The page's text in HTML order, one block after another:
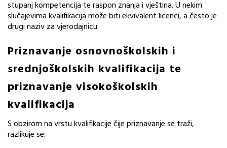
stupanj kompetencija te raspon znanja i vještina. U nekim
slučajevima kvalifikacija može biti ekvivalent licenci, a često je
drugi naziv za vjerodajnicu.
Priznavanje osnovnoškolskih i
srednjoškolskih kvalifikacija te
priznavanje visokoškolskih
kvalifikacija
S obzirom na vrstu kvalifikacije čije priznavanje se traži,
razlikuje se: